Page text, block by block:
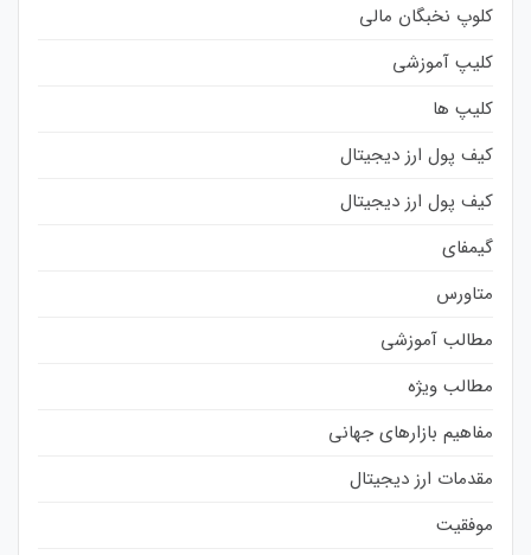
کلوپ نخبگان مالی
کلیپ آموزشی
کلیپ ها
کیف پول ارز دیجیتال
کیف پول ارز دیجیتال
گیمفای
متاورس
مطالب آموزشی
مطالب ویژه
مفاهیم بازارهای جهانی
مقدمات ارز دیجیتال
موفقیت